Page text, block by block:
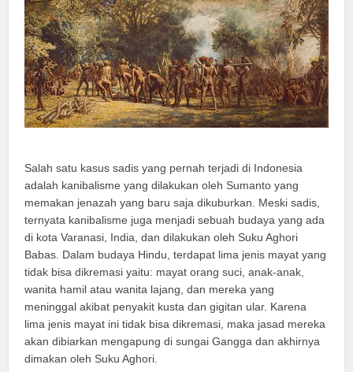
Salah satu kasus sadis yang pernah terjadi di Indonesia
adalah kanibalisme yang dilakukan oleh Sumanto yang
memakan jenazah yang baru saja dikuburkan. Meski sadis,
ternyata kanibalisme juga menjadi sebuah budaya yang ada
di kota Varanasi, India, dan dilakukan oleh Suku Aghori
Babas. Dalam budaya Hindu, terdapat lima jenis mayat yang
tidak bisa dikremasi yaitu: mayat orang suci, anak-anak,
wanita hamil atau wanita lajang, dan mereka yang
meninggal akibat penyakit kusta dan gigitan ular. Karena
lima jenis mayat ini tidak bisa dikremasi, maka jasad mereka
akan dibiarkan mengapung di sungai Gangga dan akhirnya
dimakan oleh Suku Aghori.